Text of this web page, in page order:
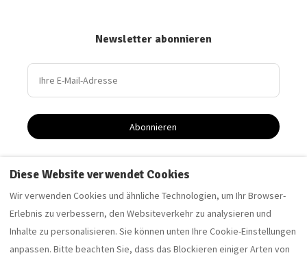
Newsletter abonnieren
Abonnieren
Driftwood Apartment - Ferienwohnung in Saltburn-by-
the-Sea
Sandelholz-Wohnung - Ferienwohnung in Saltburn-by-
the-Sea
Diese Website verwendet Cookies
Wir verwenden Cookies und ähnliche Technologien, um Ihr Browser-
Erlebnis zu verbessern, den Websiteverkehr zu analysieren und
Inhalte zu personalisieren. Sie können unten Ihre Cookie-Einstellungen
anpassen. Bitte beachten Sie, dass das Blockieren einiger Arten von